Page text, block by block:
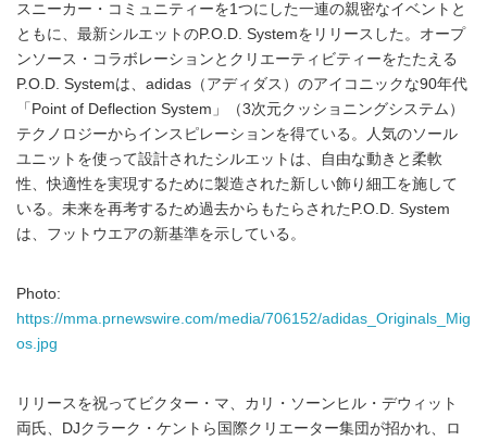
スニーカー・コミュニティーを1つにした一連の親密なイベントと
ともに、最新シルエットのP.O.D. Systemをリリースした。オープ
ンソース・コラボレーションとクリエーティビティーをたたえる
P.O.D. Systemは、adidas（アディダス）のアイコニックな90年代
「Point of Deflection System」（3次元クッショニングシステム）
テクノロジーからインスピレーションを得ている。人気のソール
ユニットを使って設計されたシルエットは、自由な動きと柔軟
性、快適性を実現するために製造された新しい飾り細工を施して
いる。未来を再考するため過去からもたらされたP.O.D. System
は、フットウエアの新基準を示している。
Photo:
https://mma.prnewswire.com/media/706152/adidas_Originals_Mig
os.jpg
リリースを祝ってビクター・マ、カリ・ソーンヒル・デウィット
両氏、DJクラーク・ケントら国際クリエーター集団が招かれ、ロ